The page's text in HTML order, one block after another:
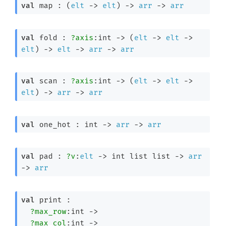
val map : ( elt -> elt ) -> arr -> arr
val fold : ?axis :int -> ( elt -> elt
->
elt ) -> elt -> arr -> arr
val scan : ?axis :int -> ( elt -> elt
->
elt ) -> arr -> arr
val one_hot : int -> arr -> arr
val pad : ?v : elt -> int list list ->
arr
->
arr
val print :
?max_row:int ->
?max_col :int ->